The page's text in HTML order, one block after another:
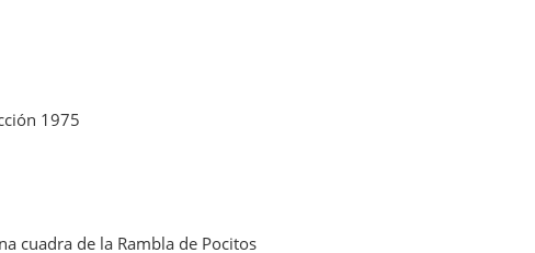
1975
cuadra de la Rambla de Pocitos